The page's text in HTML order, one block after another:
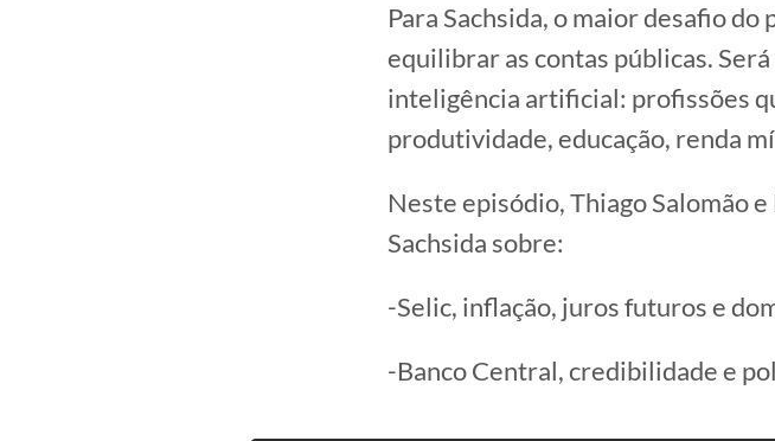
Para Sachsida, o maior desafio
equilibrar as contas públicas.
inteligência artificial: profissões
produtividade, educação, renda
Neste episódio, Thiago Salomão
Sachsida sobre:
-Selic, inflação, juros futuros e
-Banco Central, credibilidade e